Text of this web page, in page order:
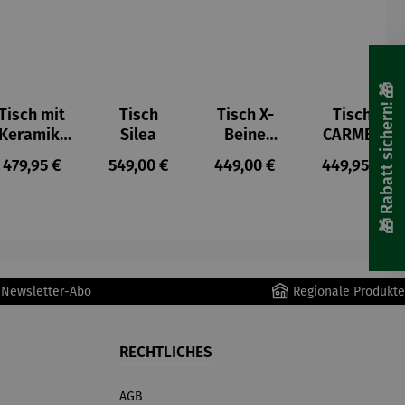
mit
e Rana
Regulärer Preis:
479,95 €
Tisch
Silea
Regulärer Preis:
549,00 €
Tisch X-
Beine
Silea
Regulärer Preis:
449,00 €
Tisch
CARMEL
Regulärer
449,95 €
Abo Regionale Produkte
RECHTLICHES
AGB
🎁 Rabatt sichern! 🎁